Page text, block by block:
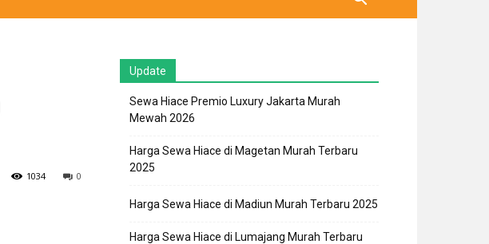
0
1034
Update
Sewa Hiace Premio Luxury Jakarta Murah
Mewah 2026
Harga Sewa Hiace di Magetan Murah Terbaru
2025
Harga Sewa Hiace di Madiun Murah Terbaru 2025
Harga Sewa Hiace di Lumajang Murah Terbaru